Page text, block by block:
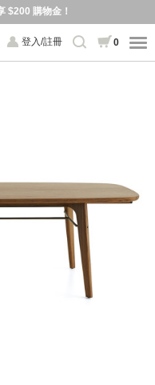
$200 購物金！
登入/註冊 0